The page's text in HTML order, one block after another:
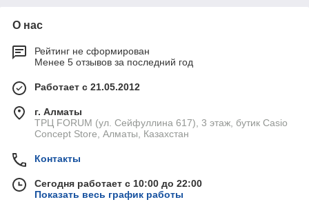
О нас
Рейтинг не сформирован
Менее 5 отзывов за последний год
Работает с 21.05.2012
г. Алматы
ТРЦ FORUM (ул. Сейфуллина 617), 3 этаж, бутик Casio
Concept Store, Алматы, Казахстан
Контакты
Сегодня работает с 10:00 до 22:00
Показать весь график работы